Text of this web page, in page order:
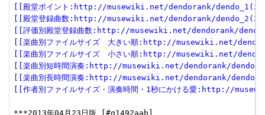
[[殿堂ポイント:http://musewiki.net/dendorank/
[[殿堂登録曲数:http://musewiki.net/dendorank/
[[評価別殿堂登録曲数:http://musewiki.net/dendorank/
[[楽曲別ファイルサイズ　大きい順:http://musewiki.net/
[[楽曲別ファイルサイズ　小さい順:http://musewiki.net/
[[楽曲別短時間演奏:http://musewiki.net/dendorank/
[[楽曲別長時間演奏:http://musewiki.net/dendorank/
[[作者別ファイルサイズ・演奏時間・1秒にかける愛:http://